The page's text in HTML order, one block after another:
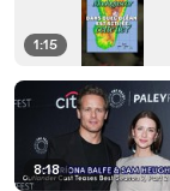
1:15
8:18